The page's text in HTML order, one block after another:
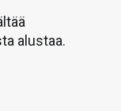
alustaa.